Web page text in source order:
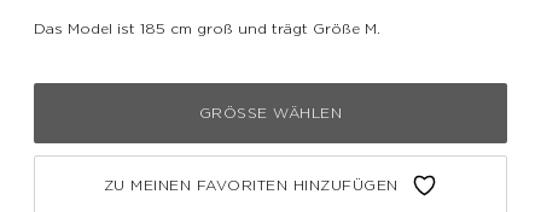
Das Model ist 185 cm groß und trägt Größe M.
GRÖSSE WÄHLEN
ZU MEINEN FAVORITEN HINZUFÜGEN